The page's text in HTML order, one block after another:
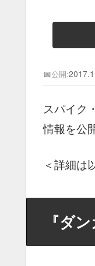
📅公開:
スパイク
情報を公
＜詳細は
『ダ